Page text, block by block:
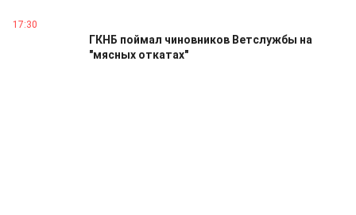
17:30
ГКНБ поймал чиновников Ветслужбы на
"мясных откатах"